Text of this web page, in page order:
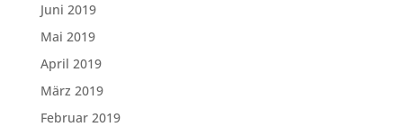
Juni 2019
Mai 2019
April 2019
März 2019
Februar 2019